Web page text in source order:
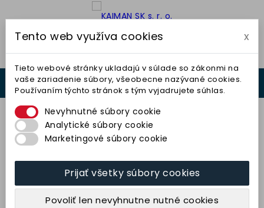
 

Teliesko valcové 2x6-3x40
(99BA100M7V40) TYROLIT
Tento web využíva cookies x
Tieto webové stránky ukladajú v súlade so zákonmi na
vaše zariadenie súbory, všeobecne nazývané cookies.
Používaním týchto stránok s tým vyjadrujete súhlas.
Nevyhnutné súbory cookie
Analytické súbory cookie
Marketingové súbory cookie
Prijať všetky súbory cookies
Povoliť len nevyhnutne nutné cookies